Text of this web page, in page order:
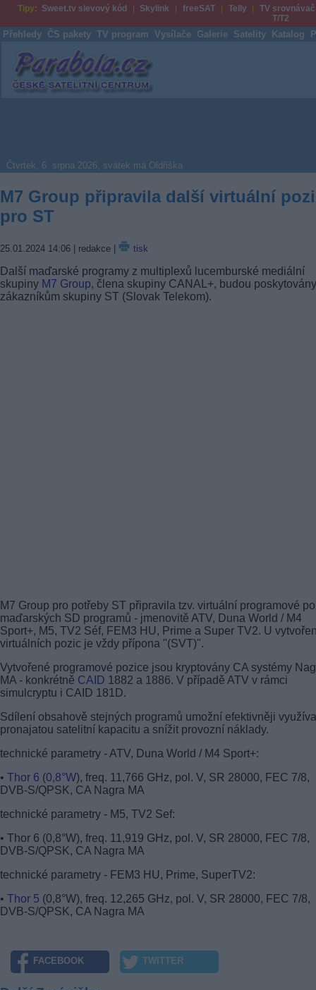
Tipy: Sweet.tv slevový kód Skylink freeSAT Telly
TV srovnávač
T/T2
Přehledy ČS pakety TV program Vysílače Galerie Satelity Katalog
Parabola.cz
Čtvrtek, 6. srpna 2026, svátek má Oldřiška
M7 Group připravila další virtuální
pro ST
25.01.2024 14:06 | redakce | tisk
Další maďarské programy z multiplexů lucemburské mediální
skupiny M7 Group, člena skupiny CANAL+, budou poskytovány
zákazníkům skupiny ST (Slovak Telekom).
M7 Group pro potřeby ST připravila tzv. virtuální programové
maďarských SD programů - jmenovitě ATV, Duna World / M4
Sport+, M5, TV2 Séf, FEM3 HU, Prime a Super TV2. U
virtuálních pozic je vždy přípona "(SVT)".
Vytvořené programové pozice jsou kryptovány CA systémy
MA - konkrétně CAID 1882 a 1886. V případě ATV v rámci
simulcryptu i CAID 181D.
Sdílení obsahově stejných programů umožní efektivněji
pronajatou satelitní kapacitu a snížit provozní náklady.
technické parametry - ATV, Duna World / M4 Sport+:
• Thor 6 (0,8°W), freq. 11,766 GHz, pol. V, SR 28000, FEC 7/8,
DVB-S/QPSK, CA Nagra MA
technické parametry - M5, TV2 Sef:
• Thor 6 (0,8°W), freq. 11,919 GHz, pol. V, SR 28000, FEC 7/8,
DVB-S/QPSK, CA Nagra MA
technické parametry - FEM3 HU, Prime, SuperTV2:
• Thor 5 (0,8°W), freq. 12,265 GHz, pol. V, SR 28000, FEC 7/8,
DVB-S/QPSK, CA Nagra MA
FACEBOOK TWITTER